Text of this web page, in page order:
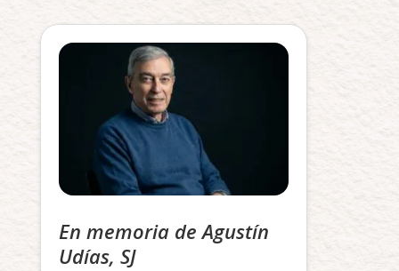
En memoria de Agustín
Udías, SJ